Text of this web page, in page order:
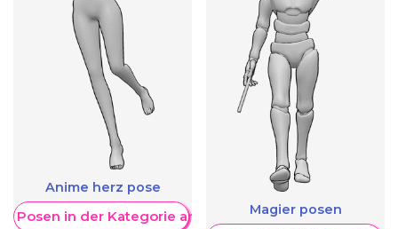
Anime herz pose
Posen in der Kategorie anzeigen Magier posen